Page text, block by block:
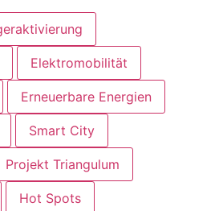
Elektromobilität
Erneuerbare Energien
Smart City
Projekt Triangulum
Hot Spots